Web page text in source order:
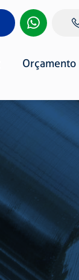
Orçamento